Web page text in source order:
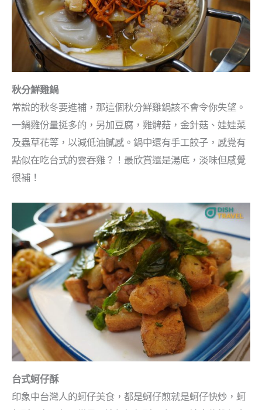
秋分鮮雞鍋
常說的秋冬要進補，那這個秋分鮮雞鍋該不會令你失望。
一鍋雞份量挺多的，另加豆腐，雞髀菇，金針菇、娃娃菜
及蟲草花等，以減低油膩感。鍋中還有手工餃子，感覺有
點似在吃台式的雲吞雞？！最欣賞還是湯底，淡味但感覺
很補！
台式蚵仔酥
印象中台灣人的蚵仔美食，都是蚵仔煎就是蚵仔快炒，蚵